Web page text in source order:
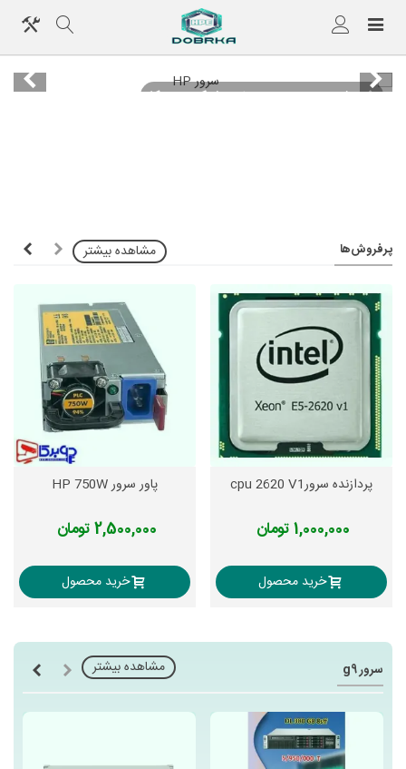
فروش سرور و تجهیزات شبکه دوبرکا
پرفروش‌ها
پردازنده سرورcpu 2620 V1
1,000,000 تومان
خرید محصول
پاور سرور HP 750W
2,500,000 تومان
خرید محصول
مشاهده بیشتر
سرور g9 مشاهده بیشتر